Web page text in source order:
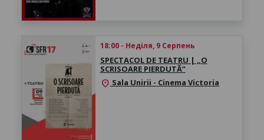
18:00 - Неділя, 9 Серпень
SPECTACOL DE TEATRU | „O
SCRISOARE PIERDUTĂ”
location_on Sala Unirii - Cinema Victoria